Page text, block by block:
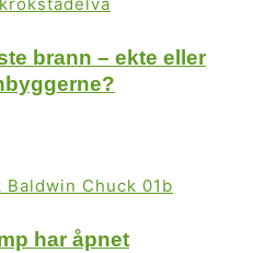
brann – ekte eller
har åpnet